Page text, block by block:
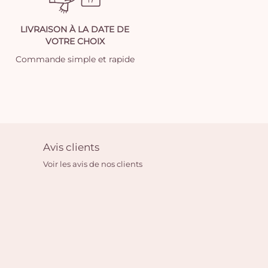
LIVRAISON À LA DATE DE
VOTRE CHOIX
Commande simple et rapide
Avis clients
Voir les avis de nos clients